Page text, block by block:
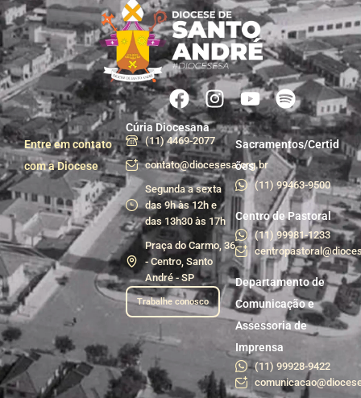
Entre em contato
com a Diocese
Cúria Diocesana
(11) 4469-2077
contato@diocesesa.org.br
Segunda a sexta
das 9h às 12h e
das 13h30 às 17h
Praça do Carmo, 36
- Centro, Santo
André - SP
Trabalhe conosco
Sacramentos/Certid
ões
(11) 99463-9500
Centro de Pastoral
(11) 99981-1233
Departamento de
Comunicação e
Assessoria de
Imprensa
(11) 99928-9422